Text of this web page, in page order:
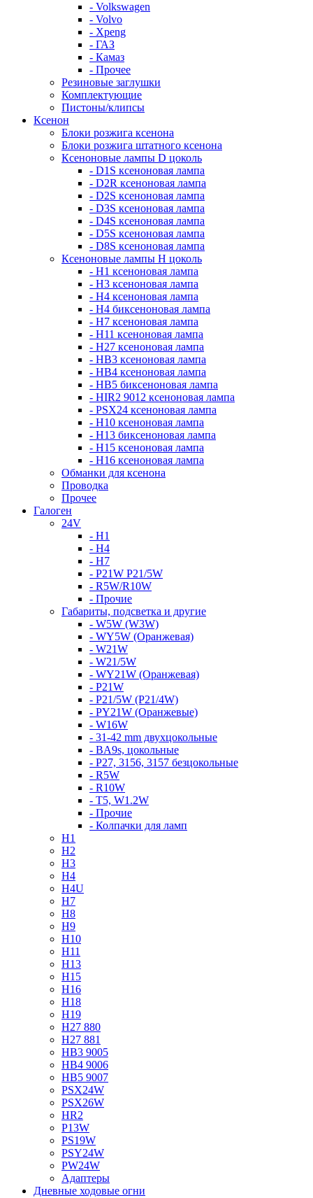
- Volkswagen
- Volvo
- Xpeng
- ГАЗ
- Камаз
- Прочее
Резиновые заглушки
Комплектующие
Пистоны/клипсы
Ксенон
Блоки розжига ксенона
Блоки розжига штатного ксенона
Ксеноновые лампы D цоколь
- D1S ксеноновая лампа
- D2R ксеноновая лампа
- D2S ксеноновая лампа
- D3S ксеноновая лампа
- D4S ксеноновая лампа
- D5S ксеноновая лампа
- D8S ксеноновая лампа
Ксеноновые лампы Н цоколь
- H1 ксеноновая лампа
- H3 ксеноновая лампа
- H4 ксеноновая лампа
- H4 биксеноновая лампа
- H7 ксеноновая лампа
- H11 ксеноновая лампа
- H27 ксеноновая лампа
- HB3 ксеноновая лампа
- HB4 ксеноновая лампа
- HB5 биксеноновая лампа
- HIR2 9012 ксеноновая лампа
- PSX24 ксеноновая лампа
- H10 ксеноновая лампа
- H13 биксеноновая лампа
- H15 ксеноновая лампа
- H16 ксеноновая лампа
Обманки для ксенона
Проводка
Прочее
Галоген
24V
- H1
- H4
- H7
- P21W P21/5W
- R5W/R10W
- Прочие
Габариты, подсветка и другие
- W5W (W3W)
- WY5W (Оранжевая)
- W21W
- W21/5W
- WY21W (Оранжевая)
- P21W
- P21/5W (P21/4W)
- PY21W (Оранжевые)
- W16W
- 31-42 mm двухцокольные
- BA9s, цокольные
- P27, 3156, 3157 безцокольные
- R5W
- R10W
- T5, W1.2W
- Прочие
- Колпачки для ламп
H1
H2
H3
H4
H4U
H7
H8
H9
H10
H11
H13
H15
H16
H18
H19
H27 880
H27 881
HB3 9005
HB4 9006
HB5 9007
PSX24W
PSX26W
HR2
P13W
PS19W
PSY24W
PW24W
Адаптеры
Дневные ходовые огни